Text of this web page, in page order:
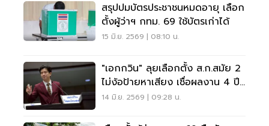
สรุปปมบัตรประชาชนหมดอายุ เลือก
ตั้งผู้ว่าฯ กทม. 69 ใช้บัตรเก่าได้
15 มิ.ย. 2569 | 08:10 น.
"เอกกวิน" ลุยเลือกตั้ง ส.ก.สมัย 2
ไม่ง้อป้ายหาเสียง เชื่อผลงาน 4 ปี
พิสูจน์ตัวเอง
14 มิ.ย. 2569 | 09:28 น.